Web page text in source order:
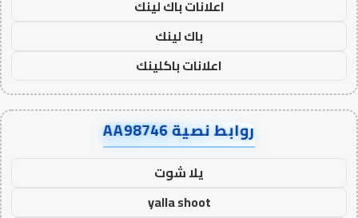
اعلانات باك لينك
باك لينك
اعلانات باكلينك
روابط نصية AA98746
يلا شوت
yalla shoot